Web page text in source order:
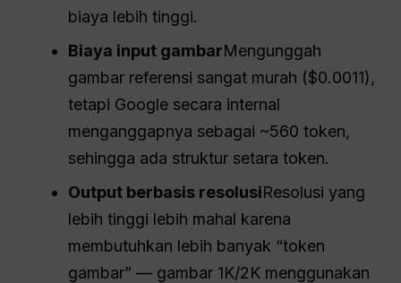
biaya lebih tinggi.
Biaya input gambarMengunggah
gambar referensi sangat murah ($0.0011),
tetapi Google secara internal
menganggapnya sebagai ~560 token,
sehingga ada struktur setara token.
Output berbasis resolusiResolusi yang
lebih tinggi lebih mahal karena
membutuhkan lebih banyak “token
gambar” — gambar 1K/2K menggunakan